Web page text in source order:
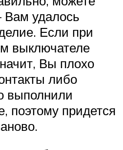
Вам удалось
Если при
выключателе
Вы плохо
либо
выполнили
поэтому придется